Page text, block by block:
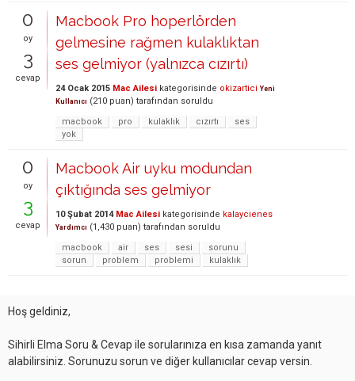
0
oy
3
cevap
Macbook Pro hoperlörden
gelmesine rağmen kulaklıktan
ses gelmiyor (yalnızca cızırtı)
24 Ocak 2015 Mac Ailesi kategorisinde okizartici Yeni
Kullanıcı (210 puan) tarafından soruldu
macbook
pro kulaklık cızırtı
ses
yok
0
oy
3
cevap
Macbook Air uyku modundan
çıktığında ses gelmiyor
10 Şubat 2014 Mac Ailesi kategorisinde kalaycienes
Yardımcı (1,430 puan) tarafından soruldu
macbook
air ses sesi
sorunu
sorun
problem problemi kulaklık
Hoş geldiniz,
Sihirli Elma Soru & Cevap ile sorularınıza en kısa zamanda yanıt
alabilirsiniz. Sorunuzu sorun ve diğer kullanıcılar cevap versin.